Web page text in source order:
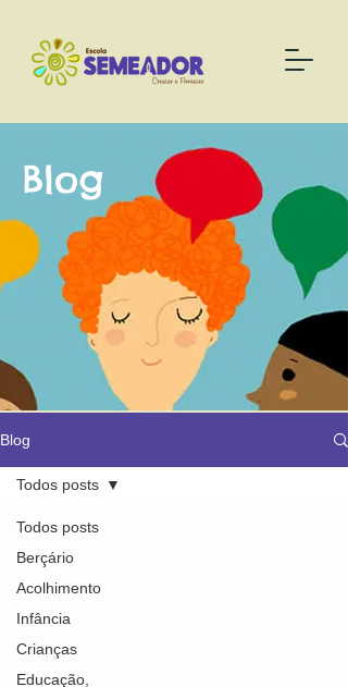
Blog
Blog
Todos posts
Berçário
Acolhimento
Infância
Crianças
Educação,
Todos posts